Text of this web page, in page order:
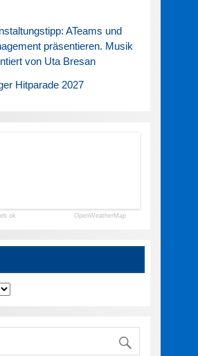
ATeams und
präsentieren. Musik
von Uta Bresan
Hitparade 2027
ok OpenWeatherMap